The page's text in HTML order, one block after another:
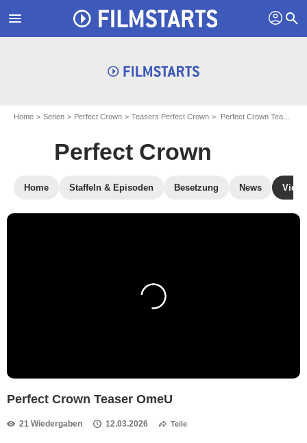
menu profil search
Home Serien Perfect Crown Teasers Perfect Crown Perfect Crown Teaser OmeU
Perfect Crown
Home Staffeln & Episoden Besetzung News
Perfect Crown Teaser OmeU
21 Wiedergaben 12.03.2026 Teile